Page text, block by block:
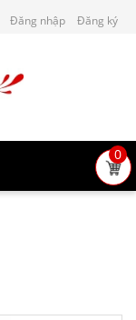
Đăng nhập Đăng ký
0